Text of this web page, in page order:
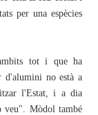
per una espècies
tot i que ha
d'alumini no està a
l'Estat, i a dia
veu". Mòdol també